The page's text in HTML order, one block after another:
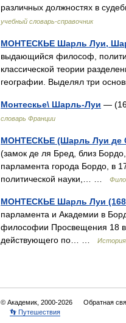
различных должностях в
учебный словарь-справочник
МОНТЕСКЬЕ Шарль Луи,
выдающийся философ,
классической теории
географии. Выделял три
Монтескье\ Шарль-Луи —
словарь Франции
МОНТЕСКЬЕ (Шарль Луи де
(замок де ля Бред, близ
парламента города Бордо, в
политической науки,… …
МОНТЕСКЬЕ Шарль Луи
парламента и Академии в
философии Просвещения 18 в.
действующего по… …
© Академик, 2000-2026 Обратная
👣 Путешествия